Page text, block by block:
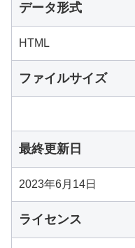
データ形式
HTML
ファイルサイズ
最終更新日
2023年6月14日
ライセンス